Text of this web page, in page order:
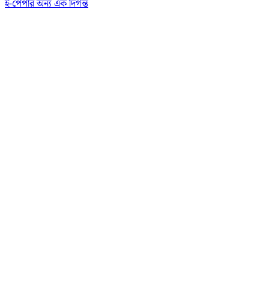
ই-পেপারঅন্য এক দিগন্ত